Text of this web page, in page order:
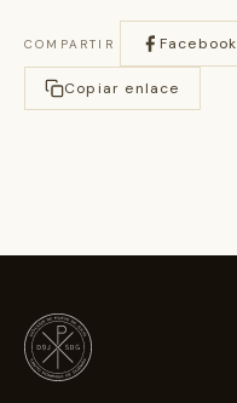
COMPARTIR Facebook
Copiar enlace